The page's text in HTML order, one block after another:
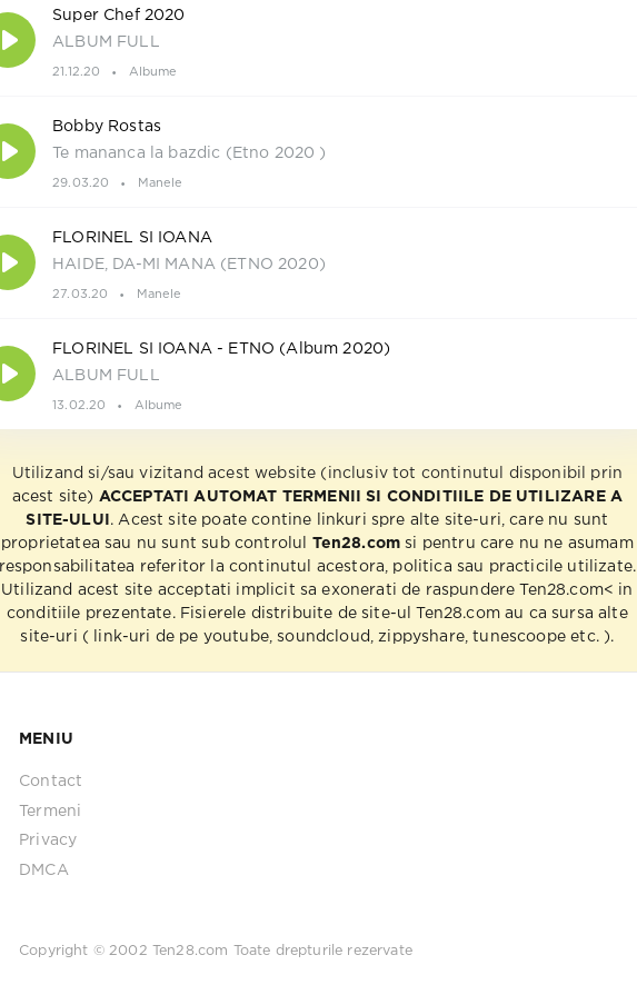
Super Chef 2020
ALBUM FULL
21.12.20 Albume
Bobby Rostas
Te mananca la bazdic (Etno 2020 )
29.03.20 Manele
FLORINEL SI IOANA
HAIDE, DA-MI MANA (ETNO 2020)
27.03.20 Manele
FLORINEL SI IOANA - ETNO (Album 2020)
ALBUM FULL
13.02.20 Albume
Utilizand si/sau vizitand acest website (inclusiv tot continutul disponibil prin
acest site) ACCEPTATI AUTOMAT TERMENII SI CONDITIILE DE UTILIZARE A
SITE-ULUI . Acest site poate contine linkuri spre alte site-uri, care nu sunt
proprietatea sau nu sunt sub controlul
Ten28.com si pentru care nu ne asumam
responsabilitatea referitor la continutul acestora, politica sau practicile utilizate.
Utilizand acest site acceptati implicit sa exonerati de raspundere Ten28.com< in
conditiile prezentate. Fisierele distribuite de site-ul Ten28.com au ca sursa alte
site-uri ( link-uri de pe youtube, soundcloud, zippyshare, tunescoope etc. ).
MENIU
Contact
Termeni
Privacy
DMCA
Copyright © 2002 Ten28.com Toate drepturile rezervate